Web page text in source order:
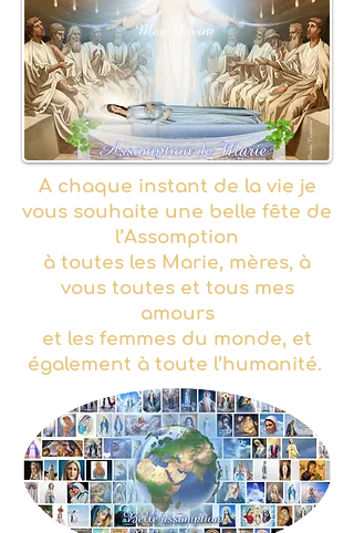
A chaque instant de la vie je
vous souhaite une belle fête de
l’Assomption
à toutes les Marie, mères, à
vous toutes et tous mes
amours
et les femmes du monde, et
également à toute l’humanité.